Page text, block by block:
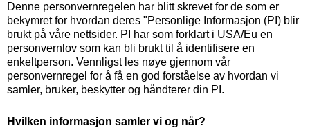
Denne personvernregelen har blitt skrevet for de som er
bekymret for hvordan deres "Personlige Informasjon (PI) blir
brukt på våre nettsider. PI har som forklart i USA/Eu en
personvernlov som kan bli brukt til å identifisere en
enkeltperson. Vennligst les nøye gjennom vår
personvernregel for å få en god forståelse av hvordan vi
samler, bruker, beskytter og håndterer din PI.
Hvilken informasjon samler vi og når?